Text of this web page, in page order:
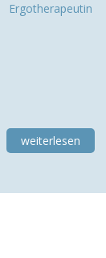
Ergotherapeutin
weiterlesen